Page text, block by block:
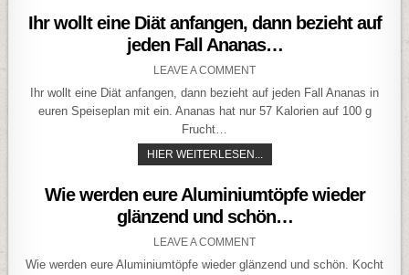
Ihr wollt eine Diät anfangen, dann bezieht auf
jeden Fall Ananas…
LEAVE A COMMENTON IHR WOLLT EINE DIÄT
Ihr wollt eine Diät anfangen, dann bezieht auf jeden Fall Ananas in
euren Speiseplan mit ein. Ananas hat nur 57 Kalorien auf 100 g
Frucht…
HIER WEITERLESEN...
Wie werden eure Aluminiumtöpfe wieder
glänzend und schön…
LEAVE A COMMENTON WIE WERDEN EURE
Wie werden eure Aluminiumtöpfe wieder glänzend und schön. Kocht